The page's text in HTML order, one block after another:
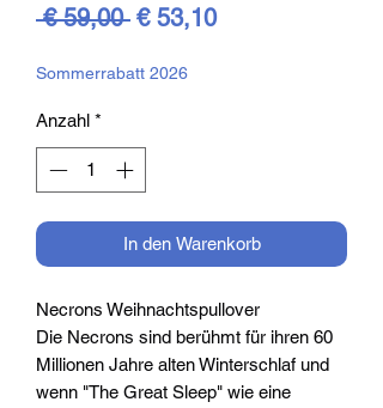
€ 59,00 Standardpreis
€ 53,10Sale-
Sommerrabatt 2026
Anzahl *
In den Warenkorb
Necrons Weihnachtspullover
Die Necrons sind berühmt für ihren 60
Millionen Jahre alten Winterschlaf und
wenn "The Great Sleep" wie eine